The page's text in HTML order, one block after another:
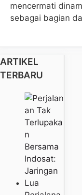
mencermati
sebagai bagian
ARTIKEL
TERBARU